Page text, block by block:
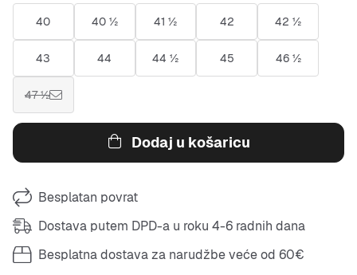
40 40 ½ 41 ½ 42 42 ½
43 44 44 ½ 45 46 ½
47 ½
Dodaj u košaricu
Besplatan povrat
Dostava putem DPD-a u roku 4-6 radnih dana
Besplatna dostava za narudžbe veće od 60€